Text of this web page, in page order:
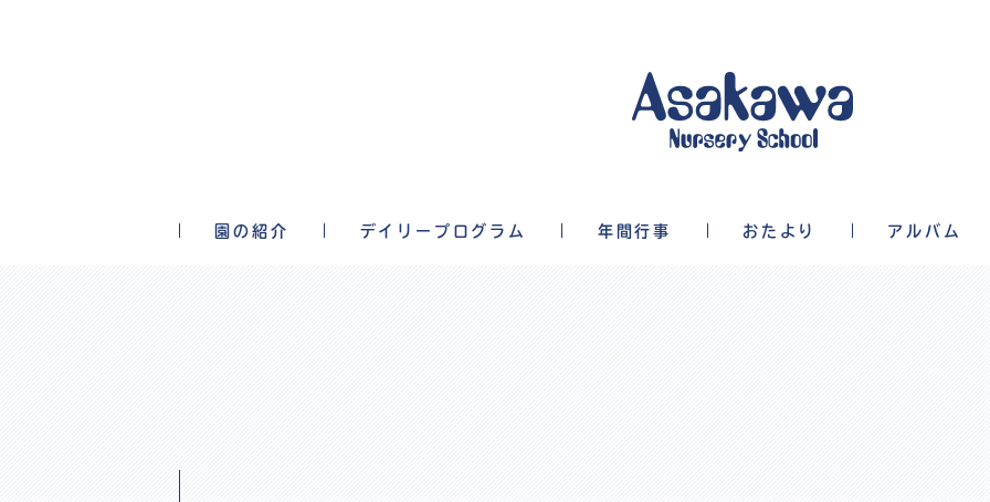
園の紹介 デイリープログラム 年間行事 おたより アルバム